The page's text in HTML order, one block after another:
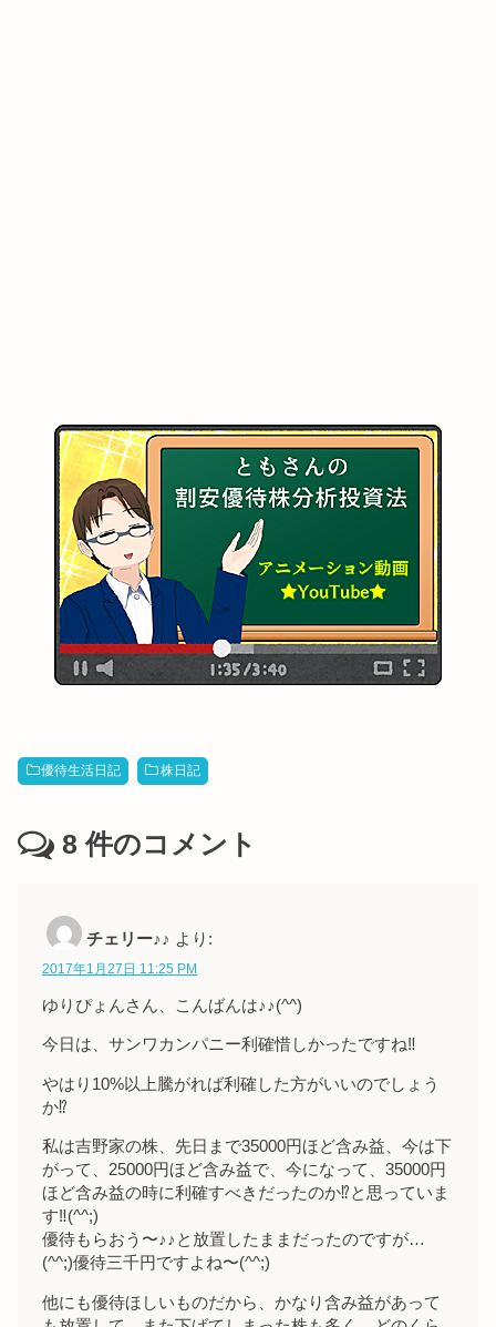
優待生活日記 株日記
8 件のコメント
チェリー♪♪ より:
2017年1月27日 11:25 PM
ゆりぴょんさん、こんばんは♪♪(^^)
今日は、サンワカンパニー利確惜しかったですね‼︎
やはり10%以上騰がれば利確した方がいいのでしょう
か⁉︎
私は吉野家の株、先日まで35000円ほど含み益、今は下
がって、25000円ほど含み益で、今になって、35000円
ほど含み益の時に利確すべきだったのか⁉︎と思っていま
す‼︎(^^;)
優待もらおう〜♪♪と放置したままだったのですが…
(^^;)優待三千円ですよね〜(^^;)
他にも優待ほしいものだから、かなり含み益があって